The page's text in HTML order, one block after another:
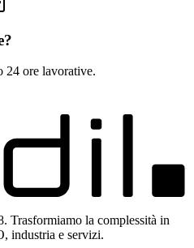
24 ore lavorative.
Trasformiamo la complessità in
industria e servizi.